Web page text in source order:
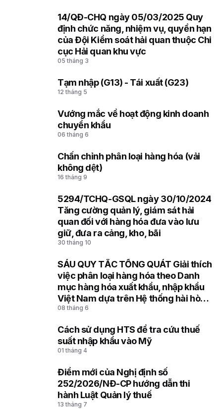
14/QĐ-CHQ ngày 05/03/2025 Quy
định chức năng, nhiệm vụ, quyền hạn
của Đội Kiểm soát hải quan thuộc Chi
cục Hải quan khu vực
05 tháng 3
Tạm nhập (G13) - Tái xuất (G23)
12 tháng 5
Vướng mắc về hoạt động kinh doanh
chuyển khẩu
06 tháng 6
Chấn chỉnh phân loại hàng hóa (vải
không dệt)
16 tháng 9
5294/TCHQ-GSQL ngày 30/10/2024
Tăng cường quản lý, giám sát hải
quan đối với hàng hóa đưa vào lưu
giữ, đưa ra cảng, kho, bãi
30 tháng 10
SÁU QUY TẮC TỔNG QUÁT Giải thích
việc phân loại hàng hóa theo Danh
mục hàng hóa xuất khẩu, nhập khẩu
Việt Nam dựa trên Hệ thống hài hòa
mô tả và mã hóa hàng hóa (HS) của
08 tháng 6
Cách sử dụng HTS để tra cứu thuế
suất nhập khẩu vào Mỹ
01 tháng 4
Điểm mới của Nghị định số
252/2026/NĐ-CP hướng dẫn thi
hành Luật Quản lý thuế
13 tháng 7